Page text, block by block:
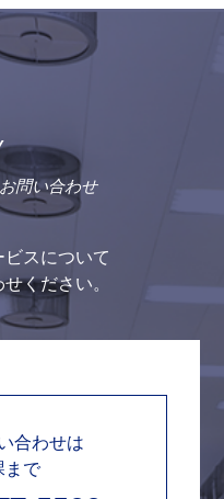
お問い合わせ
スについて
ください。
合わせは
まで